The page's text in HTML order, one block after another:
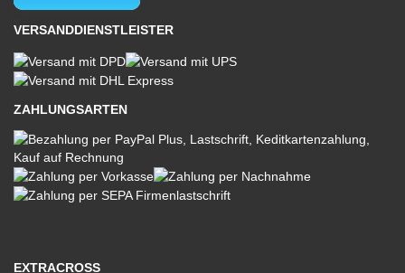
VERSANDDIENSTLEISTER
ZAHLUNGSARTEN
EXTRACROSS